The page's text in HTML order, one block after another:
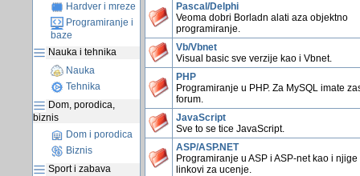
Hardver i mreze
Programiranje i
baze
Nauka i tehnika
Nauka
Tehnika
Dom, porodica,
biznis
Dom i porodica
Biznis
Sport i zabava
Pascal/Delphi
Veoma dobri Borladn alati aza objektno
programiranje.
Vb/Vbnet
Visual basic sve verzije kao i Vbnet.
PHP
Programiranje u PHP. Za MySQL imate
forum.
JavaScript
Sve to se tice JavaScript.
ASP/ASP.NET
Programiranje u ASP i ASP-net kao i njige
linkovi za ucenje.